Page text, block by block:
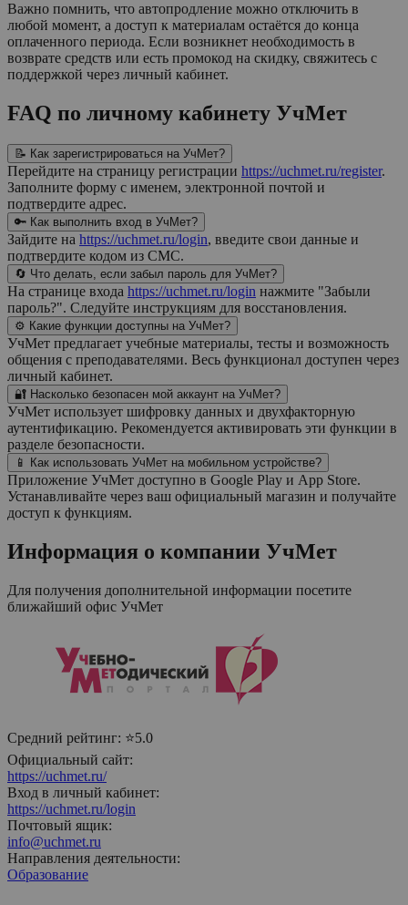
Важно помнить, что автопродление можно отключить в
любой момент, а доступ к материалам остаётся до конца
оплаченного периода. Если возникнет необходимость в
возврате средств или есть промокод на скидку, свяжитесь с
поддержкой через личный кабинет.
FAQ по личному кабинету УчМет
📝 Как зарегистрироваться на УчМет?
Перейдите на страницу регистрации https://uchmet.ru/register.
Заполните форму с именем, электронной почтой и
подтвердите адрес.
🔑 Как выполнить вход в УчМет?
Зайдите на https://uchmet.ru/login, введите свои данные и
подтвердите кодом из СМС.
🔄 Что делать, если забыл пароль для УчМет?
На странице входа https://uchmet.ru/login нажмите "Забыли
пароль?". Следуйте инструкциям для восстановления.
⚙️ Какие функции доступны на УчМет?
УчМет предлагает учебные материалы, тесты и возможность
общения с преподавателями. Весь функционал доступен через
личный кабинет.
🔐 Насколько безопасен мой аккаунт на УчМет?
УчМет использует шифровку данных и двухфакторную
аутентификацию. Рекомендуется активировать эти функции в
разделе безопасности.
📱 Как использовать УчМет на мобильном устройстве?
Приложение УчМет доступно в Google Play и App Store.
Устанавливайте через ваш официальный магазин и получайте
доступ к функциям.
Информация о компании УчМет
Для получения дополнительной информации посетите
ближайший офис УчМет
Средний рейтинг: ⭐5.0
Официальный сайт:
https://uchmet.ru/
Вход в личный кабинет:
https://uchmet.ru/login
Почтовый ящик:
info@uchmet.ru
Направления деятельности:
Образование